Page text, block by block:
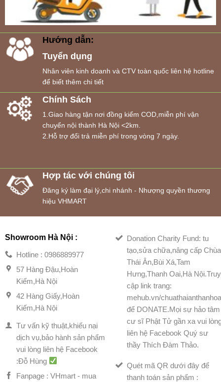
Hướng dẫn:
Tuyển dụng
Nhân viên kinh doanh và CTV toàn quốc liên hệ hotline
để biết thêm chi tiết
Chính Sách
1.Giao hàng tận nơi đồng kiểm COD,miễn phí vận
chuyển nội thành Hà Nội <2km.
2.Hỗ trợ đổi trả miễn phí trong vòng 7 ngày.
Hợp tác với chúng tôi
Đăng ký làm đại lý,chi nhánh - Nhượng quyền thương
hiệu VHMART
Showroom Hà Nội :
Hotline : 0986889977
57 Hàng Đậu,Hoàn
Kiếm,Hà Nội
42 Hàng Giấy,Hoàn
Kiếm,Hà Nội
Tư vấn kỹ thuật,khiếu nại
dịch vụ,bảo hành sản phẩm
vui lòng liên hệ Facebook
:Đỗ Hùng
Fanpage : VHmart - mua
Donation Charity Fund: tu
tạo,sửa chữa,nâng cấp Chùa
Thái Ân,Bùi Xá,Tam
Hưng,Thanh Oai,Hà Nội.Truy
cập link trang:
mehub.vn/
để DONATE.Mọi sự hảo tâm
cư sĩ Phật Tử gần xa vui
liên hệ Facebook Quý sư
thầy Thích Đàm Thảo.
Quét mã QR dưới đây để
thanh toán sản phẩm :